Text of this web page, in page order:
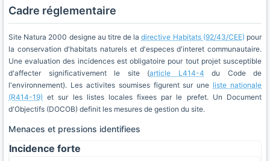
Cadre réglementaire
Site Natura 2000 designe au titre de ladirective Habitats (92/43/CEE) pour
la conservation d'habitats naturels et d'especes d'interet communautaire.
Une evaluation des incidences est obligatoire pour tout projet susceptible
d'affecter significativement le site (article L414-4 du Code de
l'environnement). Les activites soumises figurent sur une liste nationale
(R414-19) et sur les listes locales fixees par le prefet. Un Document
d'Objectifs (DOCOB) definit les mesures de gestion du site.
Menaces et pressions identifiees
Incidence forte